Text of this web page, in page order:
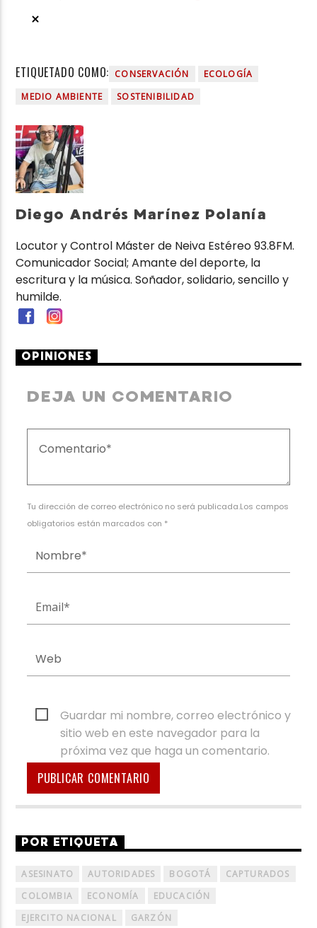
ETIQUETADO COMO: CONSERVACIÓN
ECOLOGÍA
MEDIO AMBIENTE
SOSTENIBILIDAD
Diego Andrés Marínez Polanía
Locutor y Control Máster de Neiva Estéreo 93.8FM.
Comunicador Social; Amante del deporte, la
escritura y la música. Soñador, solidario, sencillo y
humilde.
OPINIONES
DEJA UN COMENTARIO
Tu dirección de correo electrónico no será publicada.Los campos
obligatorios están marcados con *
Guardar mi nombre, correo electrónico y
sitio web en este navegador para la
próxima vez que haga un comentario.
POR ETIQUETA
ASESINATO AUTORIDADES BOGOTÁ
CAPTURADOS
COLOMBIA
ECONOMÍA
EDUCACIÓN
EJERCITO NACIONAL
GARZÓN